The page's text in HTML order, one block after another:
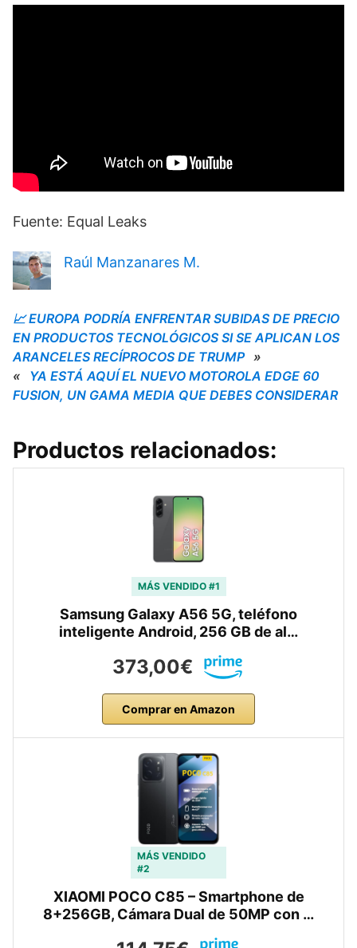
Fuente: Equal Leaks
Raúl Manzanares M.
📈 EUROPA PODRÍA ENFRENTAR SUBIDAS DE PRECIO
EN PRODUCTOS TECNOLÓGICOS SI SE APLICAN LOS
ARANCELES RECÍPROCOS DE TRUMP »
«
YA ESTÁ AQUÍ EL NUEVO MOTOROLA EDGE 60
FUSION, UN GAMA MEDIA QUE DEBES CONSIDERAR
Productos relacionados:
MÁS VENDIDO #1
Samsung Galaxy A56 5G, teléfono
inteligente Android, 256 GB de al…
373,00€
Comprar en Amazon
MÁS VENDIDO
#2
XIAOMI POCO C85 – Smartphone de
8+256GB, Cámara Dual de 50MP con …